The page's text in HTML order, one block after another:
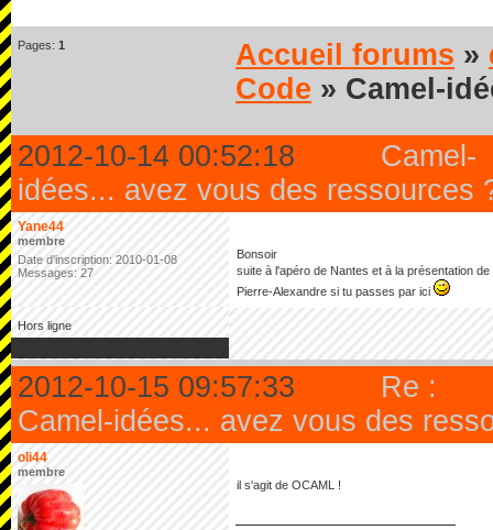
Pages: 1 Accueil forums »
Code » Camel-
2012-10-14 00:52:18
Camel-
idées... avez vous des ressources
Yane44
membre
Date d'inscription: 2010-01-08
Messages: 27
Bonsoir
suite à l'apéro de Nantes et à la présentation
Pierre-Alexandre si tu passes par ici
Hors ligne
2012-10-15 09:57:33
Re :
Camel-idées... avez vous des
oli44
membre
il s'agit de OCAML !